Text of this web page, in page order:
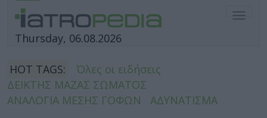
Thursday, 06.08.2026
HOT TAGS:
Όλες οι ειδήσεις
ΔΕΙΚΤΗΣ ΜΑΖΑΣ ΣΩΜΑΤΟΣ
ΑΝΑΛΟΓΙΑ ΜΕΣΗΣ ΓΟΦΩΝ
ΑΔΥΝΑΤΙΣΜΑ